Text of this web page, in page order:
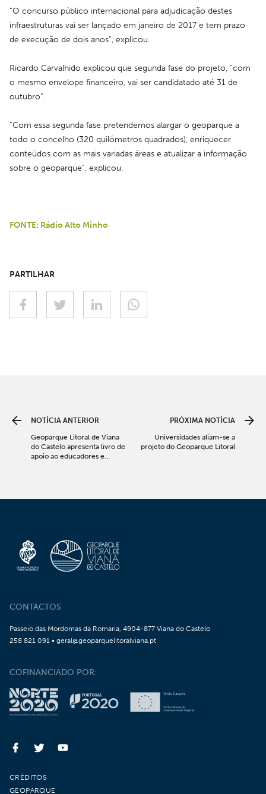
“O concurso público internacional para adjudicação destes
infraestruturas vai ser lançado em janeiro de 2017 e tem prazo
de execução de dois anos”, explicou.
Ricardo Carvalhido explicou que segunda fase do projeto, “com
o mesmo envelope financeiro, vai ser candidatado até 31 de
outubro”.
“Com essa segunda fase pretendemos alargar o geoparque a
todo o concelho (320 quilómetros quadrados), enriquecer
conteúdos com as mais variadas áreas e atualizar a informação
sobre o geoparque”, explicou.
FONTE: Rádio Alto Minho
PARTILHAR
NOTÍCIA ANTERIOR
Geoparque Litoral de Viana
do Castelo apresenta livro de
apoio ao educadores e
PRÓXIMA NOTÍCIA
Universidades aliam-se a
projeto do Geoparque Litoral
CONTACTOS
Passeio das Mordomas da Romaria, 4904-877 Viana do Castelo
258 821 091 • geral@geoparquelitoralviana.pt
COFINANCIADO POR:
CRÉDITOS
GEOPARQUE